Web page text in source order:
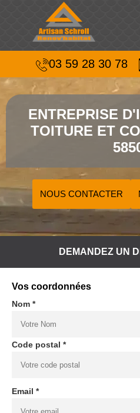
03 59 28 30 78
ENTREPRISE
TOITURE ET
NOUS CONTACTER
DEMANDEZ UN
Vos coordonnées
Nom *
Code postal *
Email *